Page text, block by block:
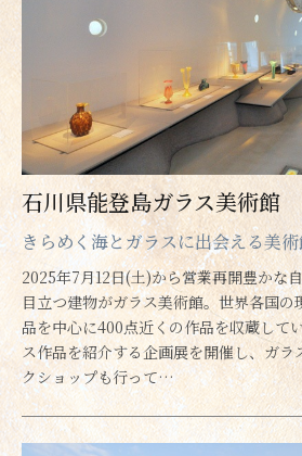
石川県能登島ガラス美術館
きらめく海とガラスに出会える美
2025年7月12日(土)から営業再開豊かな
目立つ建物がガラス美術館。世界各国
品を中心に400点近くの作品を収蔵して
ス作品を紹介する企画展を開催し、ガラ
クショップも行って…